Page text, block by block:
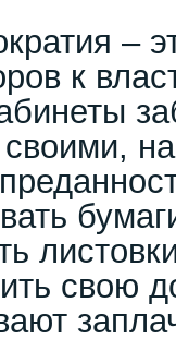
–
к
свою